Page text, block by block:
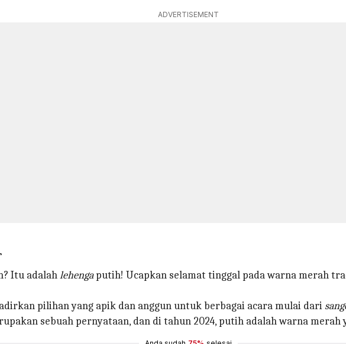
ADVERTISEMENT
Itu adalahlehengaputih! Ucapkan selamat tinggal pada warna merah
pilihan yang apik dan anggun untuk berbagai acara mulai dari
sebuah pernyataan, dan di tahun 2024, putih adalah warna merah